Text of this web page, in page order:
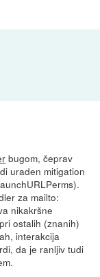
bugom, čeprav
uraden mitigation
za mailto:
nikakršne
ostalih (znanih)
interakcija
da je ranljiv tudi